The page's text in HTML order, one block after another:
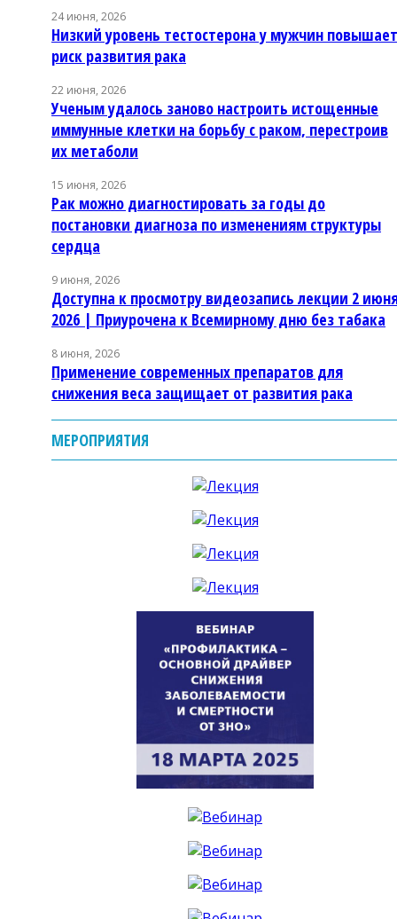
24 июня, 2026
Низкий уровень тестостерона у мужчин повышает
риск развития рака
22 июня, 2026
Ученым удалось заново настроить истощенные
иммунные клетки на борьбу с раком, перестроив
их метаболи
15 июня, 2026
Рак можно диагностировать за годы до
постановки диагноза по изменениям структуры
сердца
9 июня, 2026
Доступна к просмотру видеозапись лекции 2
2026 | Приурочена к Всемирному дню без табака
8 июня, 2026
Применение современных препаратов для
снижения веса защищает от развития рака
МЕРОПРИЯТИЯ